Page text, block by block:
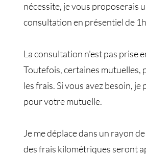
nécessite, je vous proposerais
consultation en présentiel de
La consultation n'est pas prise
Toutefois, certaines mutuelles,
les frais. Si vous avez besoin,
pour votre mutuelle.
Je me déplace dans un rayon
des frais kilométriques seront